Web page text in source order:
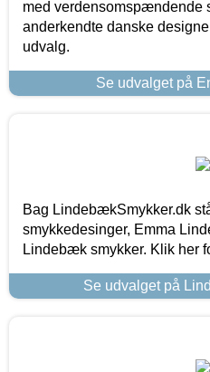
med verdensomspændende
anderkendte danske
udvalg.
Se udvalget på
Bag LindebækSmykker.dk
smykkedesinger, Emma
Lindebæk smykker. Klik her
Se udvalget på